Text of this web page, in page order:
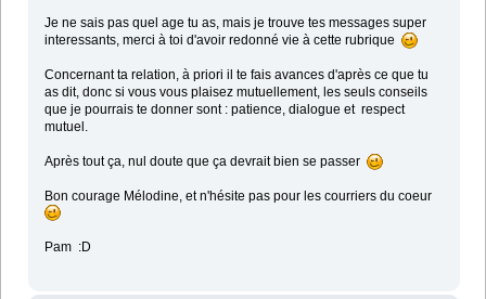
Je ne sais pas quel age tu as, mais je trouve tes messages super
interessants, merci à toi d'avoir redonné vie à cette rubrique
Concernant ta relation, à priori il te fais avances d'après ce que tu
as dit, donc si vous vous plaisez mutuellement, les seuls conseils
que je pourrais te donner sont : patience, dialogue et respect
mutuel.
Après tout ça, nul doute que ça devrait bien se passer
Bon courage Mélodine, et n'hésite pas pour les courriers du coeur
Pam :D